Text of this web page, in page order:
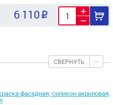
6 110
СВЕРНУТЬ
фасадная, силикон-акриловая,